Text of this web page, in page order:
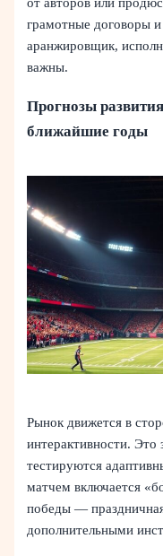
от авторов или
грамотные договоры
аранжировщик,
важны.
Прогнозы
ближайшие годы
Рынок движется в
интерактивности.
тестируются
матчем включается
победы —
дополнительными